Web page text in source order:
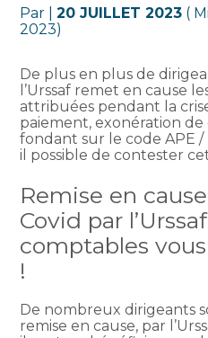
Par |20 JUILLET 2023 (
2023)
De plus en plus de
l’Urssaf remet en cause
attribuées pendant la
paiement, exonération de
fondant sur le code APE /
il possible de contester
Remise en
Covid par
comptables
!
De nombreux dirigeants
remise en cause, par